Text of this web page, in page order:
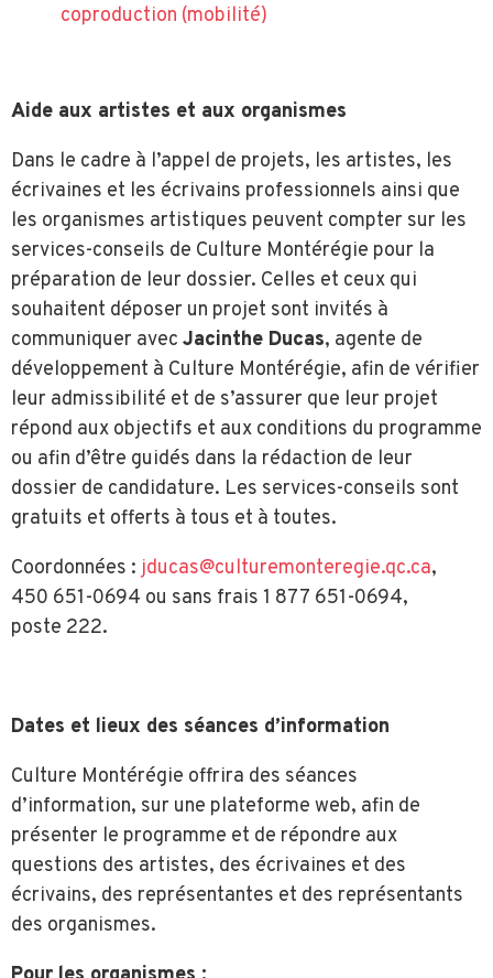
coproduction (mobilité)
Aide aux artistes et aux organismes
Dans le cadre à l’appel de projets, les artistes, les
écrivaines et les écrivains professionnels ainsi que
les organismes artistiques peuvent compter sur les
services-conseils de Culture Montérégie pour la
préparation de leur dossier. Celles et ceux qui
souhaitent déposer un projet sont invités à
communiquer avec Jacinthe Ducas, agente de
développement à Culture Montérégie, afin de vérifier
leur admissibilité et de s’assurer que leur projet
répond aux objectifs et aux conditions du programme
ou afin d’être guidés dans la rédaction de leur
dossier de candidature. Les services-conseils sont
gratuits et offerts à tous et à toutes.
Coordonnées : jducas@culturemonteregie.qc.ca,
450 651-0694 ou sans frais 1 877 651-0694,
poste 222.
Dates et lieux des séances d’information
Culture Montérégie offrira des séances
d’information, sur une plateforme web, afin de
présenter le programme et de répondre aux
questions des artistes, des écrivaines et des
écrivains, des représentantes et des représentants
des organismes.